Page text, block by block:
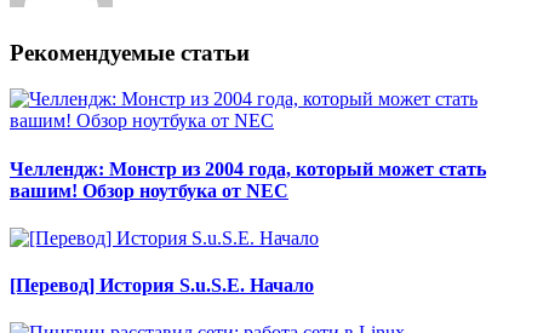
Рекомендуемые статьи
Челлендж: Монстр из 2004 года, который может стать
вашим! Обзор ноутбука от NEC
[Перевод] История S.u.S.E. Начало